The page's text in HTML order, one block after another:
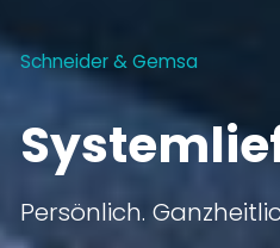
Schneider & Gemsa
Persönlich.